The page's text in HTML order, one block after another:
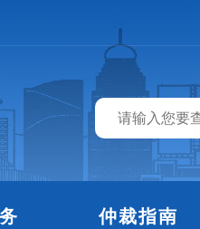
仲裁指南